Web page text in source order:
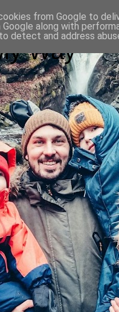
Way
from Google to
Google along with
detect and address